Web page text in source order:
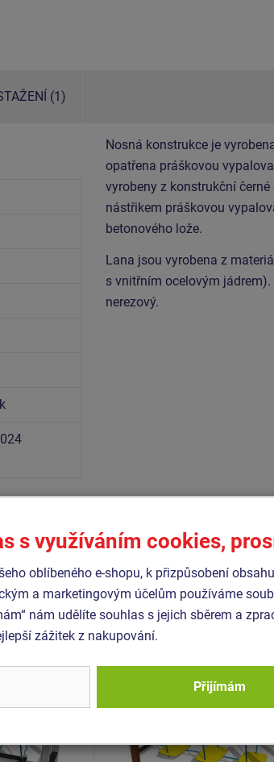
(1)
Nosná konstrukce je
opatřena práškovou
vyrobeny z konstrukční
nástřikem práškovou
betonového lože.
Lana jsou vyrobena z
s vnitřním ocelovým
nerezový.
zboží
-
Balanční lanová lávka -
celokovová (v.p. 1 m)
s využíváním cookies,
oblíbeného e-shopu, k přizpůsobení
a marketingovým účelům používáme
nám udělíte souhlas s jejich sběrem a
zážitek z nakupování.
Přijímám